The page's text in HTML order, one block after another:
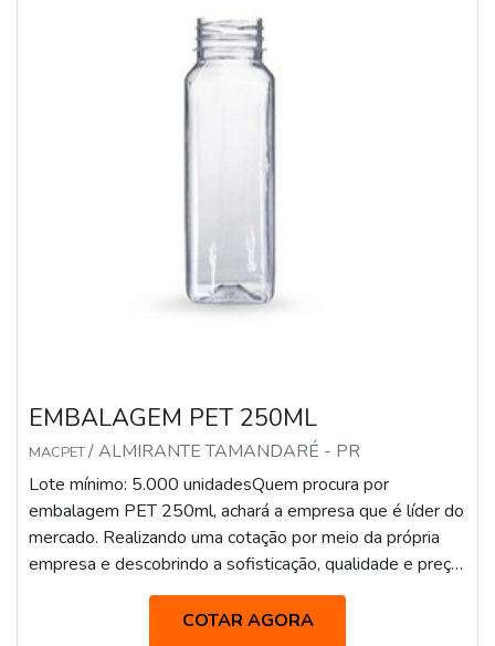
EMBALAGEM PET 250ML
MACPET/ ALMIRANTE TAMANDARÉ - PR
Lote mínimo: 5.000 unidadesQuem procura por
embalagem PET 250ml, achará a empresa que é líder do
mercado. Realizando uma cotação por meio da própria
empresa e descobrindo a sofisticação, qualidade e preço
justo em um só lugar. Quando o tema é embalagem PET
250ml, com os profissionais especializados da Macpet
COTAR AGORA